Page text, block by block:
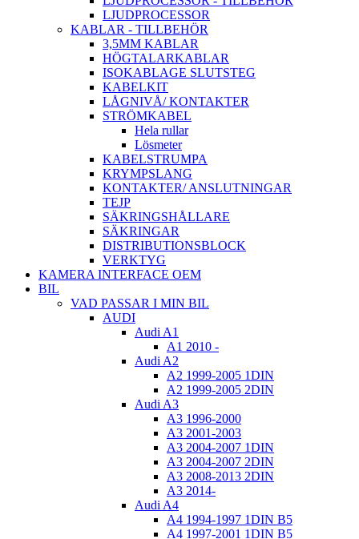
LJUDPROCESSOR
KABLAR - TILLBEHÖR
3,5MM KABLAR
HÖGTALARKABLAR
ISOKABLAGE SLUTSTEG
KABELKIT
LÅGNIVÅ/ KONTAKTER
STRÖMKABEL
Hela rullar
Lösmeter
KABELSTRUMPA
KRYMPSLANG
KONTAKTER/ ANSLUTNINGAR
TEJP
SÄKRINGSHÅLLARE
SÄKRINGAR
DISTRIBUTIONSBLOCK
VERKTYG
KAMERA INTERFACE OEM
BIL
VAD PASSAR I MIN BIL
AUDI
Audi A1
A1 2010 -
Audi A2
A2 1999-2005 1DIN
A2 1999-2005 2DIN
Audi A3
A3 1996-2000
A3 2001-2003
A3 2004-2007 1DIN
A3 2004-2007 2DIN
A3 2008-2013 2DIN
A3 2014-
Audi A4
A4 1994-1997 1DIN B5
A4 1997-2001 1DIN B5